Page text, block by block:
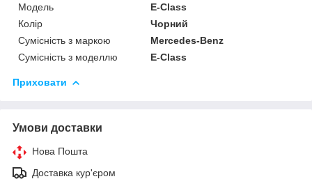
Модель
E-Class
Колір
Чорний
Сумісність з маркою
Mercedes-Benz
Сумісність з моделлю
E-Class
Приховати
Умови доставки
Нова Пошта
Доставка кур'єром